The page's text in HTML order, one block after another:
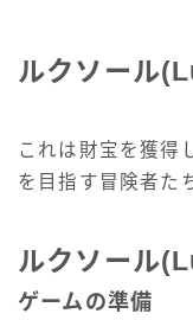
ルクソール
これは財宝を獲得
を目指す冒険者た
ルクソール
ゲームの準備